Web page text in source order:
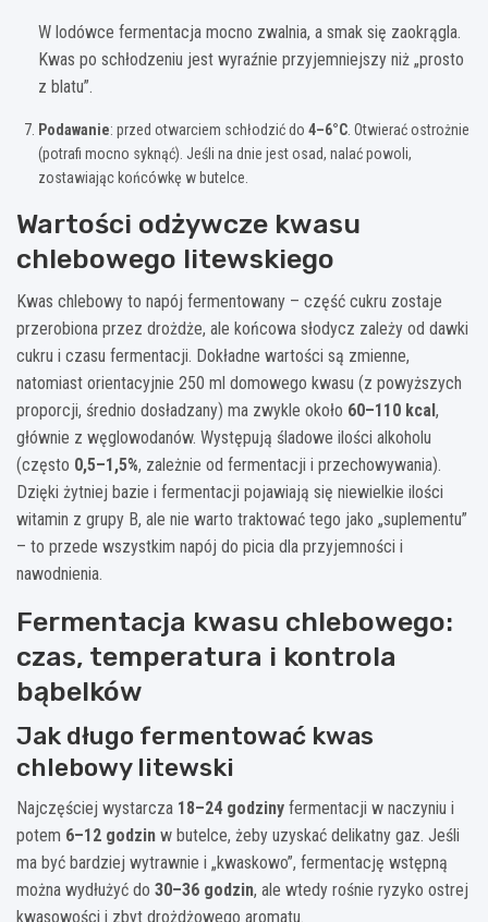
W lodówce fermentacja mocno zwalnia, a smak się zaokrągla.
Kwas po schłodzeniu jest wyraźnie przyjemniejszy niż „prosto
z blatu”.
Podawanie: przed otwarciem schłodzić do 4–6°C. Otwierać ostrożnie
(potrafi mocno syknąć). Jeśli na dnie jest osad, nalać powoli,
zostawiając końcówkę w butelce.
Wartości odżywcze kwasu
chlebowego litewskiego
Kwas chlebowy to napój fermentowany – część cukru zostaje
przerobiona przez drożdże, ale końcowa słodycz zależy od dawki
cukru i czasu fermentacji. Dokładne wartości są zmienne,
natomiast orientacyjnie 250 ml domowego kwasu (z powyższych
proporcji, średnio dosładzany) ma zwykle około 60–110 kcal ,
głównie z węglowodanów. Występują śladowe ilości alkoholu
(często 0,5–1,5%, zależnie od fermentacji i przechowywania).
Dzięki żytniej bazie i fermentacji pojawiają się niewielkie ilości
witamin z grupy B, ale nie warto traktować tego jako „suplementu”
– to przede wszystkim napój do picia dla przyjemności i
nawodnienia.
Fermentacja kwasu chlebowego:
czas, temperatura i kontrola
bąbelków
Jak długo fermentować kwas
chlebowy litewski
Najczęściej wystarcza 18–24 godziny fermentacji w naczyniu i
potem 6–12 godzin w butelce, żeby uzyskać delikatny gaz. Jeśli
ma być bardziej wytrawnie i „kwaskowo”, fermentację wstępną
można wydłużyć do 30–36 godzin, ale wtedy rośnie ryzyko ostrej
kwasowości i zbyt drożdżowego aromatu.